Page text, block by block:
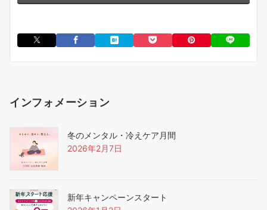
インフォメーション
冬のメンタル・冷えケア月間
2026年2月7日
新年キャンペーンスタート